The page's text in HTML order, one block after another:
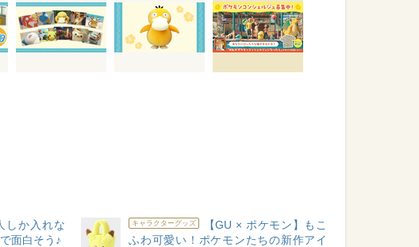
しか入れな
面白そう♪
キャラクターグッズ
【GU × ポケモン】もこ
ふわ可愛い！ポケモンたちの新作アイ